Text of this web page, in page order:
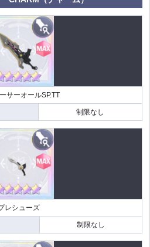
サーオールSP.TT
制限なし
レシューズ
制限なし